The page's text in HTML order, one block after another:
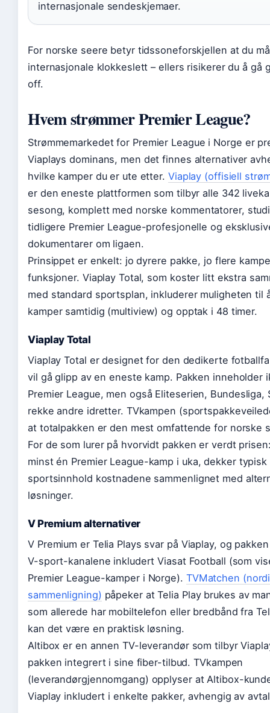
internasjonale sendeskjemaer.
For norske seere betyr tidssoneforskjellen at du
internasjonale klokkeslett – ellers risikerer du å gå
off.
Hvem strømmer Premier League?
Strømmemarkedet for Premier League i Norge er
Viaplays dominans, men det finnes alternativer
hvilke kamper du er ute etter. Viaplay (offisiell
er den eneste plattformen som tilbyr alle 342
sesong, komplett med norske kommentatorer,
tidligere Premier League-profesjonelle og
dokumentarer om ligaen.
Prinsippet er enkelt: jo dyrere pakke, jo flere
funksjoner. Viaplay Total, som koster litt ekstra
med standard sportsplan, inkluderer muligheten til
kamper samtidig (multiview) og opptak i 48 timer.
Viaplay Total
Viaplay Total er designet for den dedikerte
vil gå glipp av en eneste kamp. Pakken inneholder
Premier League, men også Eliteserien, Bundesliga,
rekke andre idretter. TVkampen
at totalpakken er den mest omfattende for norske
For de som lurer på hvorvidt pakken er verdt
minst én Premier League-kamp i uka, dekker typisk
sportsinnhold kostnadene sammenlignet med
løsninger.
V Premium alternativer
V Premium er Telia Plays svar på Viaplay, og
V-sport-kanalene inkludert Viasat Football (som
Premier League-kamper i Norge). TVMatchen
sammenligning) påpeker at Telia Play brukes av
som allerede har mobiltelefon eller bredbånd fra
kan det være en praktisk løsning.
Altibox er en annen TV-leverandør som tilbyr
pakken integrert i sine fiber-tilbud. TVkampen
(leverandørgjennomgang) opplyser at Altibox-
Viaplay inkludert i enkelte pakker, avhengig av